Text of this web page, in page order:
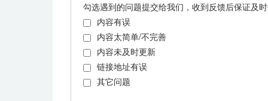
勾选遇到的问题提交给我们，收到反馈后保证及
内容有误
内容太简单/不完善
内容未及时更新
链接地址有误
其它问题